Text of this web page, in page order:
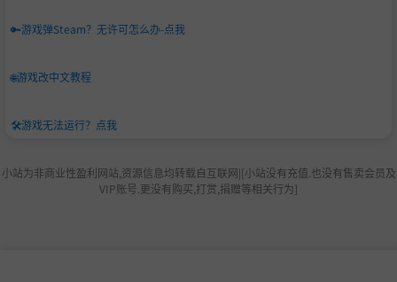
🔑游戏弹Steam？无许可怎么办-点我
🌐游戏改中文教程
🛠️游戏无法运行？点我
小站为非商业性盈利网站,资源信息均转载自互联网|[小站没有充值.也没有售卖会员及
VIP账号.更没有购买,打赏,捐赠等相关行为]